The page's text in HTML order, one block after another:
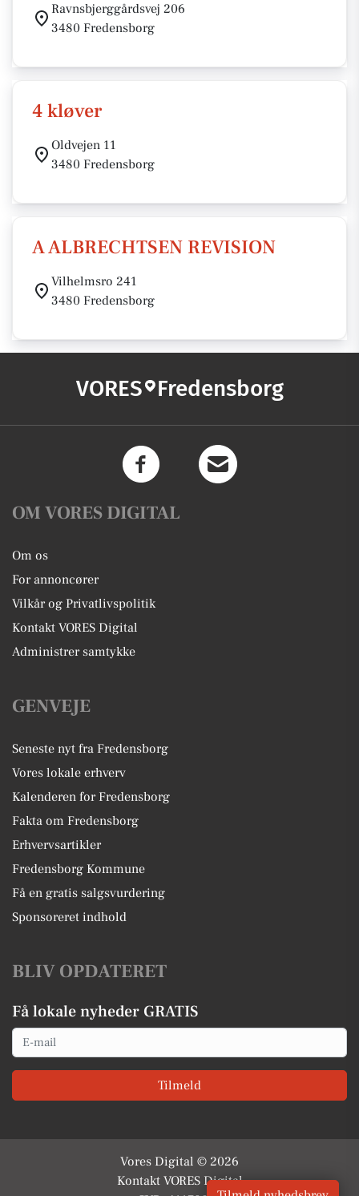
Ravnsbjerggårdsvej 206
3480 Fredensborg
4 kløver
Oldvejen 11
3480 Fredensborg
A ALBRECHTSEN REVISION
Vilhelmsro 241
3480 Fredensborg
VORES Fredensborg
OM VORES DIGITAL
Om os
For annoncører
Vilkår og Privatlivspolitik
Kontakt VORES Digital
Administrer samtykke
GENVEJE
Seneste nyt fra Fredensborg
Vores lokale erhverv
Kalenderen for Fredensborg
Fakta om Fredensborg
Erhvervsartikler
Fredensborg Kommune
Få en gratis salgsvurdering
Sponsoreret indhold
BLIV OPDATERET
Få lokale nyheder GRATIS
Email
Tilmeld
Vores Digital © 2026
Kontakt VORES Digital